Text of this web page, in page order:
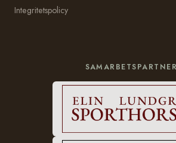
Integritetspolicy